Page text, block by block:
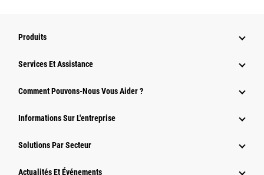
Produits
Services Et Assistance
Comment Pouvons-Nous Vous Aider ?
Informations Sur L'entreprise
Solutions Par Secteur
Actualités Et Événements